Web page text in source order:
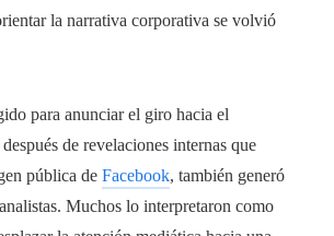
la narrativa corporativa se volvió
para anunciar el giro hacia el
de revelaciones internas que
pública de Facebook, también generó
Muchos lo interpretaron como